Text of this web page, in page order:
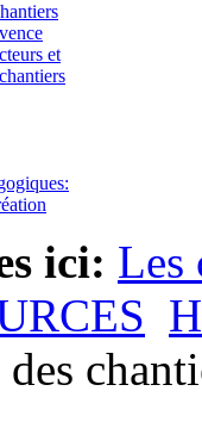
et
ici: Les